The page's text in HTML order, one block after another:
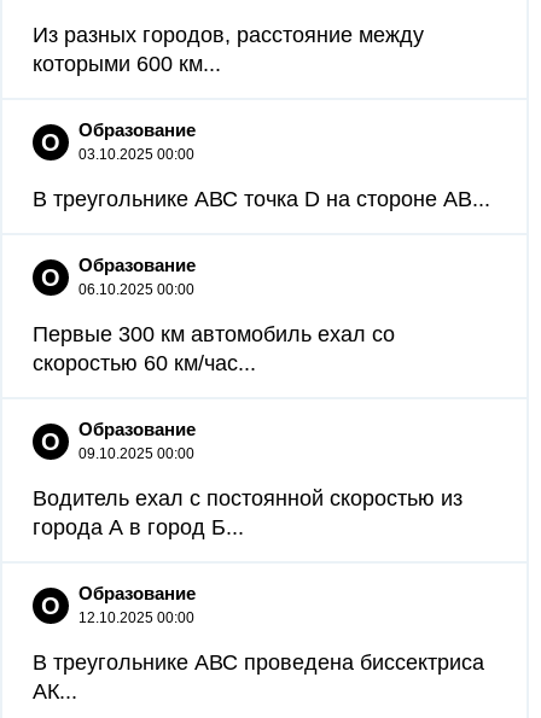
Из разных городов, расстояние между
которыми 600 км...
О Образование
03.10.2025 00:00
В треугольнике АВС точка D на стороне АВ...
О Образование
06.10.2025 00:00
Первые 300 км автомобиль ехал со
скоростью 60 км/час...
О Образование
09.10.2025 00:00
Водитель ехал с постоянной скоростью из
города А в город Б...
О Образование
12.10.2025 00:00
В треугольнике АВС проведена биссектриса
АК...